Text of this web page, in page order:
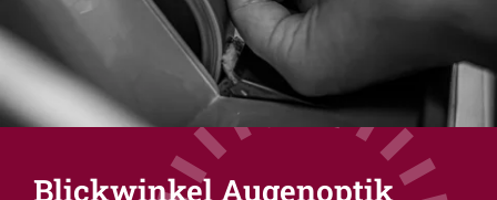
Blickwinkel Augenoptik